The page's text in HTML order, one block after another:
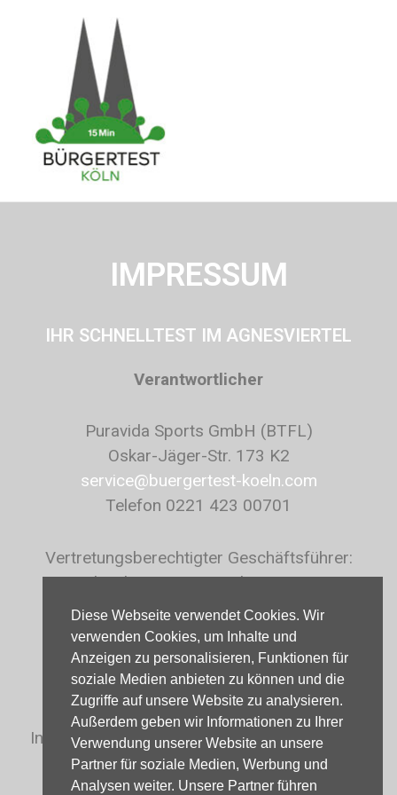
Diese Webseite verwendet Cookies. Wir
verwenden Cookies, um Inhalte und
Anzeigen zu personalisieren, Funktionen für
soziale Medien anbieten zu können und die
Zugriffe auf unsere Website zu analysieren.
Außerdem geben wir Informationen zu Ihrer
Verwendung unserer Website an unsere
Partner für soziale Medien, Werbung und
Analysen weiter. Unsere Partner führen
IMPRESSUM
IHR SCHNELLTEST IM AGNESVIERTEL
Verantwortlicher
Puravida Sports GmbH (BTFL)
Oskar-Jäger-Str. 173 K2
service@buergertest-koeln.com
Telefon 0221 423 00701
Vertretungsberechtigter Geschäftsführer:
Bernhard Heringer, Sascha Bergmann
HRB: 83933, Amtsgericht Köln
UstID: DE299487529
Inhaltlich Verantwortlicher gemäß § 6 MDStV:
Bernhard Heringer